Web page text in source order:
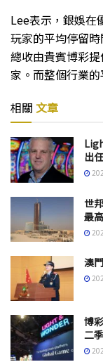
Lee表示，銀娛在
玩家的平均停留
總收由貴賓博彩
家。而整個行業
相關 文章
出
世
最
澳
博
二